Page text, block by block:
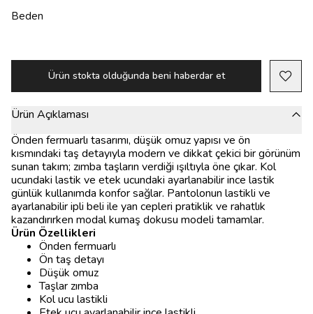
Beden
Ürün stokta olduğunda beni haberdar et
Ürün Açıklaması
Önden fermuarlı tasarımı, düşük omuz yapısı ve ön
kısmındaki taş detayıyla modern ve dikkat çekici bir görünüm
sunan takım; zımba taşların verdiği ışıltıyla öne çıkar. Kol
ucundaki lastik ve etek ucundaki ayarlanabilir ince lastik
günlük kullanımda konfor sağlar. Pantolonun lastikli ve
ayarlanabilir ipli beli ile yan cepleri pratiklik ve rahatlık
kazandırırken modal kumaş dokusu modeli tamamlar.
Ürün Özellikleri
Önden fermuarlı
Ön taş detayı
Düşük omuz
Taşlar zımba
Kol ucu lastikli